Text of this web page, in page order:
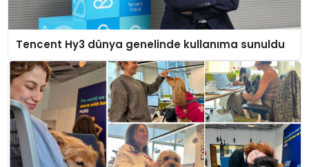
Tencent Hy3 dünya genelinde kullanıma sunuldu